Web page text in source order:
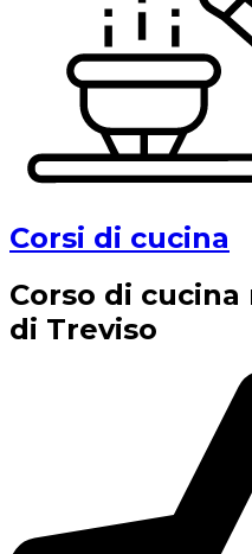
Corsi di cucina
Corso di
di Treviso